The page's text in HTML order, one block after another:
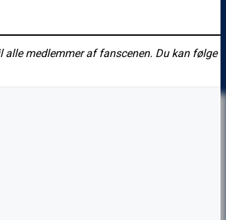
medlemmer af fanscenen. Du kan følge